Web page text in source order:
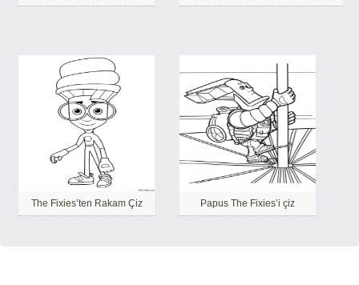
The Fixies’ten Rakam Çiz Papus The Fixies’i çiz